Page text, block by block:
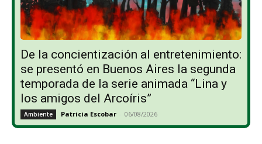
De la concientización al entretenimiento:
se presentó en Buenos Aires la segunda
temporada de la serie animada “Lina y
los amigos del Arcoíris”
Ambiente Patricia Escobar - 06/08/2026